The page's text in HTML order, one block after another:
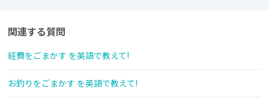
関連する質問
経費をごまかす を英語で教えて!
お釣りをごまかす を英語で教えて!